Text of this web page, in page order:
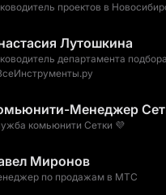
проектов в
Лутошкина
департамента
Менеджер
комьюнити Сетки 💜
Миронов
по продажам в МТС